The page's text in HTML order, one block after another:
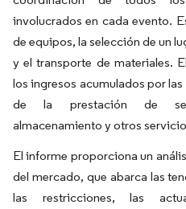
involucrados en cada evento.
de equipos, la selección de un
y el transporte de materiales.
los ingresos acumulados por
de la prestación de
almacenamiento y otros
El informe proporciona un
del mercado, que abarca las
las restricciones, las